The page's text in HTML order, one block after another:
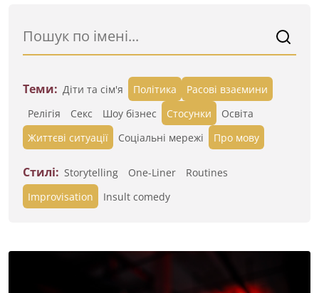
Теми: Діти та сім'я Політика
Расові взаємини
Релігія
Секс Шоу бізнес Стосунки
Освіта
Життєві ситуації
Cоціальні мережі Про мову
Стилі: Storytelling One-Liner
Routines
Improvisation
Insult comedy